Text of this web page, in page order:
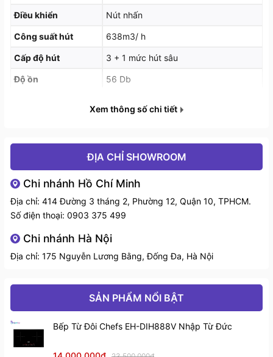
Tự động reset để thiết lập tốc độ bình thường sau 10
Bảng điều khiển 3 tốc độ hút
2 Bộ lọc dầu mỡ bằng nhôm đa lọc . Dễ dàng để làm
Điều khiển Nút nhấn
Công suất hút 638m3/ h
Cấp độ hút 3 + 1 mức hút sâu
Độ ồn 56 Db
Ø150 mm (đường kính bên trong
Ø120mm)
Trọng lượng 8.1 kg
Kích thước sản
phẩm
255 x 730 x 380 mm
Xem thông số chi tiết
ĐỊA CHỈ SHOWROOM
Chi nhánh Hồ Chí Minh
Địa chỉ: 414 Đường 3 tháng 2, Phường 12, Quận 10, TPHCM.
Số điện thoại: 0903 375 499
Chi nhánh Hà Nội
Địa chỉ: 175 Nguyễn Lương Bằng, Đống Đa, Hà Nội
SẢN PHẨM NỔI BẬT
Bếp Từ Đôi Chefs EH-DIH888V Nhập Từ Đức